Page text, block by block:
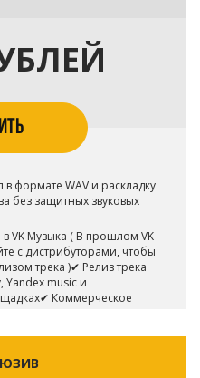
формате WAV и раскладку
без защитных звуковых
VK Музыка ( В прошлом VK
с дистрибуторами, чтобы
трека )✔ Релиз трека
Yandex music и
Коммерческое
каким-то образом